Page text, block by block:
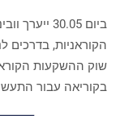
ביום 30.05
הקוראניות, בדרכים
שוק ההשקעות
בקוריאה עבור